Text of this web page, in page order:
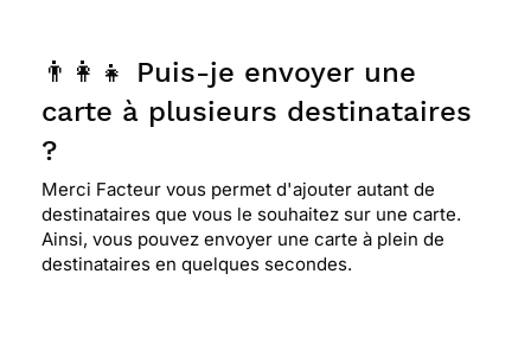
👨‍👩‍👧 Puis-je envoyer une
carte à plusieurs destinataires
?
Merci Facteur vous permet d'ajouter autant de
destinataires que vous le souhaitez sur une carte.
Ainsi, vous pouvez envoyer une carte à plein de
destinataires en quelques secondes.